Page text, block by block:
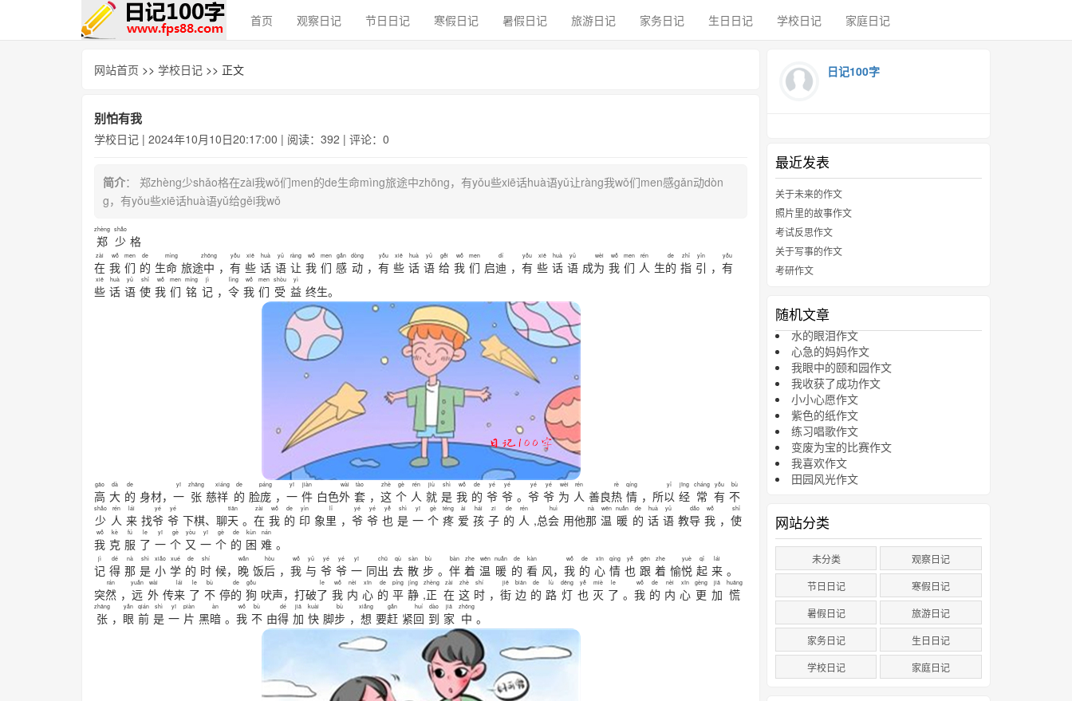
首页 观察日记 节日日记 寒假日记 暑假日记 旅游日记 家务日记 生日日记 学校日记 家庭日记
网站首页 >> 学校日记 >> 正文
别怕有我
学校日记 | 2024年10月10日20:17:00 | 阅读：392 | 评论：0
简介： 郑zhèng少shǎo格在zài我wǒ们men的de生命mìng旅途中zhōng，有yǒu些xiē话huà语yǔ让ràng我wǒ们men感gǎn动dòn
g，有yǒu些xiē话huà语yǔ给gěi我wǒ
郑
zhèng
少
shǎo
格
在
zài
我
wǒ
们
men
的
de
生命
mìng
旅途中
zhōng
， 有
yǒu
些
xiē
话
huà
语
yǔ
让
ràng
我
wǒ
们
men
感
gǎn
动
dòng
， 有
yǒu
些
xiē
话
huà
语
yǔ
给
gěi
我
wǒ
们
men
启迪
dí
， 有
yǒu
些
xiē
话
huà
语
yǔ
成为
wèi
我
wǒ
们
men
人
rén
生的
de
指
zhǐ
引
yǐn
， 有
yǒu
些
xiē
话
huà
语
yǔ
使
shǐ
我
wǒ
们
men
铭
míng
记
jì
， 令
lìng
我
wǒ
们
men
受
shòu
益
yì
终生。
高
gāo
大
dà
的
de
身材， 一
yī
张
zhāng
慈祥
xiáng
的
de
脸庞
páng
， 一
yī
件
jiàn
白色外
wài
套
tào
， 这
zhè
个
gè
人
rén
就
jiù
是
shì
我
wǒ
的
de
爷
yé
爷
yé
。 爷
yé
爷
yé
为
wèi
人
rén
善良热
rè
情
qíng
，所以
yǐ
经
jīng
常
cháng
有
yǒu
不
bù
少
shǎo
人
rén
来
lái
找爷
yé
爷
yé
下棋、聊天
tiān
。 在
zài
我
wǒ
的
de
印
yìn
象里
lǐ
， 爷
yé
爷
yé
也
yě
是
shì
一
yī
个
gè
疼
téng
爱
ài
孩
hái
子
zi
的
de
人
rén
,总会
huì
用他那
nà
温
wēn
暖
nuǎn
的
de
话
huà
语
yǔ
教导
dǎo
我
wǒ
， 使
shǐ
我
wǒ
克
kè
服
fú
了
le
一
yī
个
gè
又
yòu
一
yī
个
gè
的
de
困
kùn
难
nán
。
记
jì
得
dé
那
nà
是
shì
小
xiǎo
学
xué
的
de
时
shí
候， 晚
wǎn
饭后
hòu
， 我
wǒ
与
yǔ
爷
yé
爷
yé
一
yī
同出
chū
去
qù
散
sàn
步
bù
。 伴
bàn
着
zhe
温
wēn
暖
nuǎn
的
de
看
kàn
风， 我
wǒ
的
de
心
xīn
情
qíng
也
yě
跟
gēn
着
zhe
愉悦
yuè
起
qǐ
来
lái
。
突然
rán
， 远
yuǎn
外
wài
传来
lái
了
le
不
bù
停的
de
狗
gǒu
吠声，打破了
le
我
wǒ
内
nèi
心
xīn
的
de
平
píng
静
jìng
,正
zhèng
在
zài
这
zhè
时
shí
， 街
jiē
边
biān
的
de
路
lù
灯
dēng
也
yě
灭
miè
了
le
。 我
wǒ
的
de
内
nèi
心
xīn
更
gèng
加
jiā
慌
huāng
张
zhāng
， 眼
yǎn
前
qián
是
shì
一
yī
片
piàn
黑暗
àn
。 我
wǒ
不
bù
由得
dé
加
jiā
快
kuài
脚步
bù
， 想
xiǎng
要赶
gǎn
紧回
huí
到
dào
家
jiā
中
zhōng
。
日记100字
最近发表
关于未来的作文
照片里的故事作文
考试反思作文
关于写事的作文
考研作文
随机文章
水的眼泪作文
心急的妈妈作文
我眼中的颐和园作文
我收获了成功作文
小小心愿作文
紫色的纸作文
练习唱歌作文
变废为宝的比赛作文
我喜欢作文
田园风光作文
网站分类
未分类
观察日记
节日日记
寒假日记
暑假日记
旅游日记
家务日记
生日日记
学校日记
家庭日记